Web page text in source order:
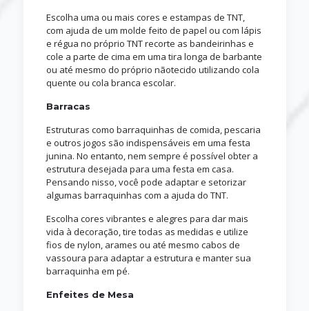
Escolha uma ou mais cores e estampas de TNT,
com ajuda de um molde feito de papel ou com lápis
e régua no próprio TNT recorte as bandeirinhas e
cole a parte de cima em uma tira longa de barbante
ou até mesmo do próprio nãotecido utilizando cola
quente ou cola branca escolar.
Barracas
Estruturas como barraquinhas de comida, pescaria
e outros jogos são indispensáveis em uma festa
junina. No entanto, nem sempre é possível obter a
estrutura desejada para uma festa em casa.
Pensando nisso, você pode adaptar e setorizar
algumas barraquinhas com a ajuda do TNT.
Escolha cores vibrantes e alegres para dar mais
vida à decoração, tire todas as medidas e utilize
fios de nylon, arames ou até mesmo cabos de
vassoura para adaptar a estrutura e manter sua
barraquinha em pé.
Enfeites de Mesa